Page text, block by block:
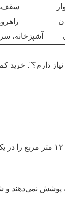
آشپزخانه،
دارم؟". خرید
هر کیلوگرم رنگ اکریلیک باکیفیت
پوشش نمی‌دهند و